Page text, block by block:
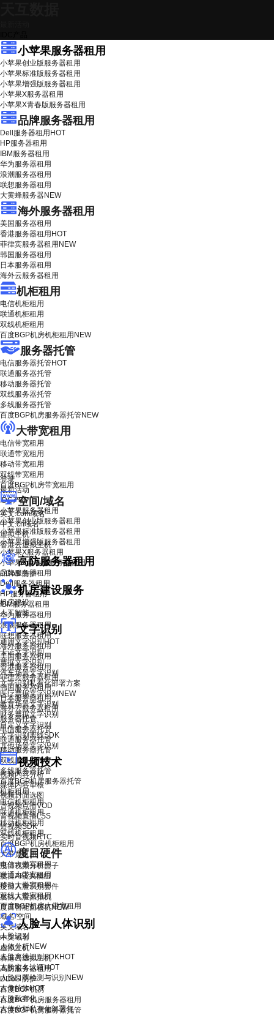
小苹果服务器租用
小苹果创业版服务器租用
小苹果标准版服务器租用
小苹果增强版服务器租用
小苹果X服务器租用
小苹果X青春版服务器租用
品牌服务器租用
Dell服务器租用 HOT
HP服务器租用
IBM服务器租用
华为服务器租用
浪潮服务器租用
联想服务器租用
大黄蜂服务器NEW
海外服务器租用
美国服务器租用
香港服务器租用 HOT
菲律宾服务器租用 NEW
韩国服务器租用
日本服务器租用
海外云服务器租用
机柜租用
电信机柜租用
联通机柜租用
双线机柜租用
百度BGP机房机柜租用 NEW
服务器托管
电信服务器托管HOT
联通服务器托管
移动服务器托管
双线服务器托管
多线服务器托管
百度BGP机房服务器托管NEW
大带宽租用
电信带宽租用
联通带宽租用
移动带宽租用
双线带宽租用
百度BGP机房带宽租用
空间/域名
英文.com域名
中文.cn域名
虚拟主机
香港云虚拟主机
高防服务器租用
DDoS 防护
机房建设服务
机房建设
人工智能
文字识别
通用文字识别 HOT
卡证文字识别
票据文字识别
汽车场景文字识别
文字识别私有化部署方案
医疗票据文字识别 NEW
教育场景文字识别
财务票据文字识别
自定义文字识别
文字识别离线SDK
其他场景文字识别
视频技术
视频内容分析
媒体内容审核
视频封面选图
音视频点播VOD
音视频直播LSS
短视频SDK
实时音视频RTC
度目硬件
度目视频分析盒子
度目AI镜头模组
度目人脸识别套件
度目人脸抓拍机
度目智能面板机NEW
人脸与人体识别
人脸识别
人体分析NEW
人脸离线识别SDKHOT
人脸实名认证HOT
人脸口罩检测与识别 NEW
人像特效HOT
人脸私有化
人体分析私有化部署包
登录
最新活动
IDC产品
小苹果服务器租用
小苹果创业版服务器租用
小苹果标准版服务器租用
小苹果增强版服务器租用
小苹果X服务器租用
小苹果X青春版服务器租用
品牌服务器租用
Dell服务器租用
HP服务器租用
IBM服务器租用
华为服务器租用
浪潮服务器租用
联想服务器租用
海外服务器租用
美国服务器租用
香港服务器租用
菲律宾服务器租用
韩国服务器租用
日本服务器租用
海外云服务器租用
服务器托管
电信服务器托管
联通服务器托管
移动服务器托管
双线服务器托管
多线服务器托管
百度BGP机房服务器托管
机柜租用
电信机柜租用
联通机柜租用
移动机柜租用
双线机柜租用
百度BGP机房机柜租用
大带宽租用
电信大带宽租用
联通大带宽租用
移动大带宽租用
双线大带宽租用
百度BGP机房大带宽租用
域名/空间
英文域名
中文域名
虚拟主机
香港云虚拟主机
高防服务器租用
DDoS 防护
百度BGP机房
百度BGP机房服务器租用
百度BGP机房服务器托管